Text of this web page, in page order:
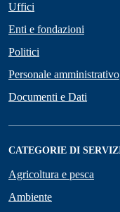
Uffici
Enti e fondazioni
Politici
Personale amministrativo
Documenti e Dati
CATEGORIE DI
Agricoltura e pesca
Ambiente